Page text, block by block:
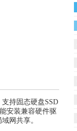
持固态硬盘SSD
安装兼容硬件驱
网共享。